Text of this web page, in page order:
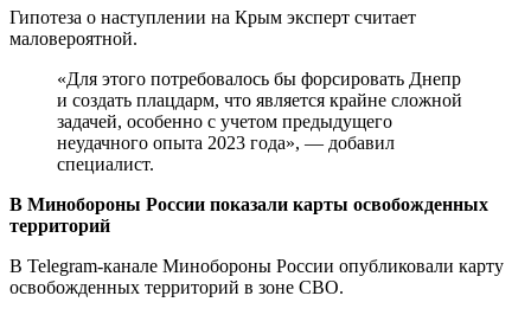
Гипотеза о наступлении на Крым эксперт считает
маловероятной.
«Для этого потребовалось бы форсировать Днепр
и создать плацдарм, что является крайне сложной
задачей, особенно с учетом предыдущего
неудачного опыта 2023 года», — добавил
специалист.
В Минобороны России показали карты освобожденных
территорий
В Telegram-канале Минобороны России опубликовали карту
освобожденных территорий в зоне СВО.